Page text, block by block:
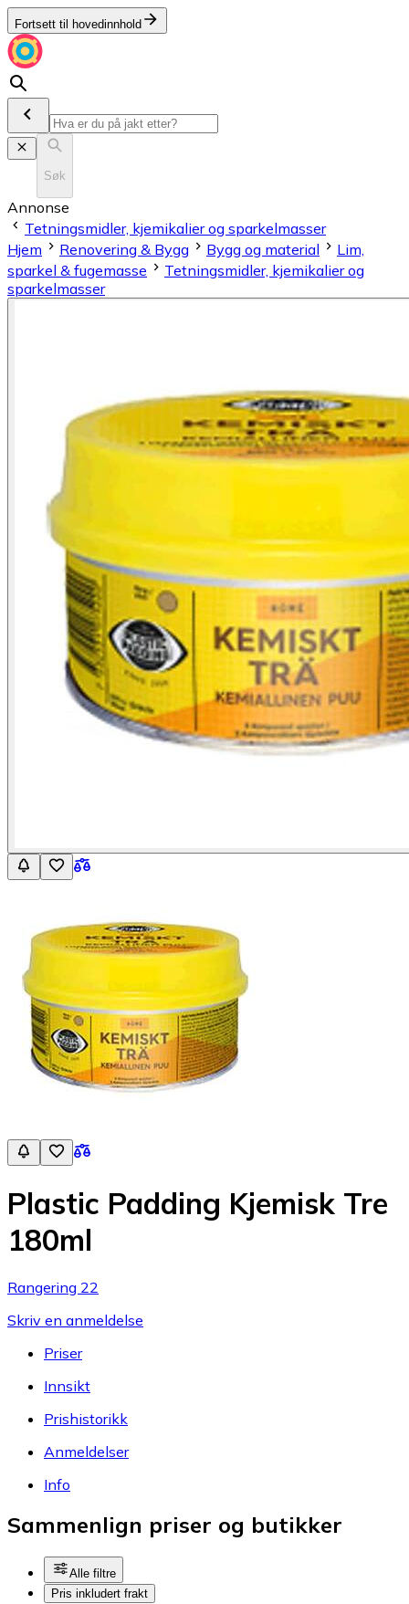
Fortsett til hovedinnhold
Søk
Annonse
Tetningsmidler, kjemikalier og sparkelmasser
Hjem
Renovering & Bygg Bygg og material
Lim,
sparkel & fugemasse
Tetningsmidler, kjemikalier og
sparkelmasser
Plastic Padding Kjemisk Tre
180ml
Rangering 22
Skriv en anmeldelse
Priser
Innsikt
Prishistorikk
Anmeldelser
Info
Sammenlign priser og butikker
Alle filtre
Pris inkludert frakt